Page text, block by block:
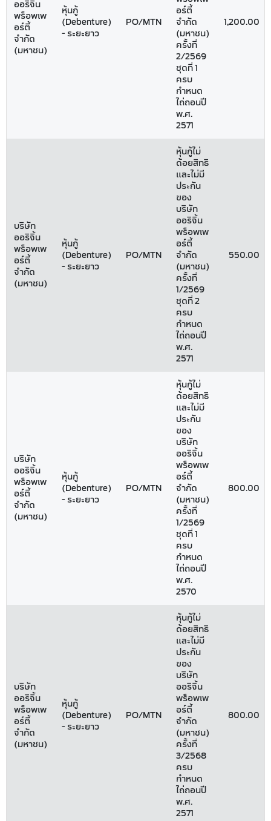
ออริจิ้น
พร็อพเพ
อร์ตี้
จำกัด
(มหาชน)
หุ้นกู้
(Debenture)
- ระยะยาว
PO/MTN
อร์ตี้
จำกัด
(มหาชน)
ครั้งที่
2/2569
ชุดที่ 1
ครบ
กำหนด
ไถ่ถอนปี
พ.ศ.
2571
1,200.00
บริษัท
ออริจิ้น
พร็อพเพ
อร์ตี้
จำกัด
(มหาชน)
หุ้นกู้
(Debenture)
- ระยะยาว
PO/MTN
หุ้นกู้ไม่
ด้อยสิทธิ
และไม่มี
ประกัน
ของ
บริษัท
ออริจิ้น
พร็อพเพ
อร์ตี้
จำกัด
(มหาชน)
ครั้งที่
1/2569
ชุดที่ 2
ครบ
กำหนด
ไถ่ถอนปี
พ.ศ.
2571
550.00
บริษัท
ออริจิ้น
พร็อพเพ
อร์ตี้
จำกัด
(มหาชน)
หุ้นกู้
(Debenture)
- ระยะยาว
PO/MTN
หุ้นกู้ไม่
ด้อยสิทธิ
และไม่มี
ประกัน
ของ
บริษัท
ออริจิ้น
พร็อพเพ
อร์ตี้
จำกัด
(มหาชน)
ครั้งที่
1/2569
ชุดที่ 1
ครบ
กำหนด
ไถ่ถอนปี
พ.ศ.
2570
800.00
บริษัท
ออริจิ้น
พร็อพเพ
อร์ตี้
จำกัด
(มหาชน)
หุ้นกู้
(Debenture)
- ระยะยาว
PO/MTN
หุ้นกู้ไม่
ด้อยสิทธิ
และไม่มี
ประกัน
ของ
บริษัท
ออริจิ้น
พร็อพเพ
อร์ตี้
จำกัด
(มหาชน)
ครั้งที่
3/2568
ครบ
กำหนด
ไถ่ถอนปี
พ.ศ.
2571
800.00